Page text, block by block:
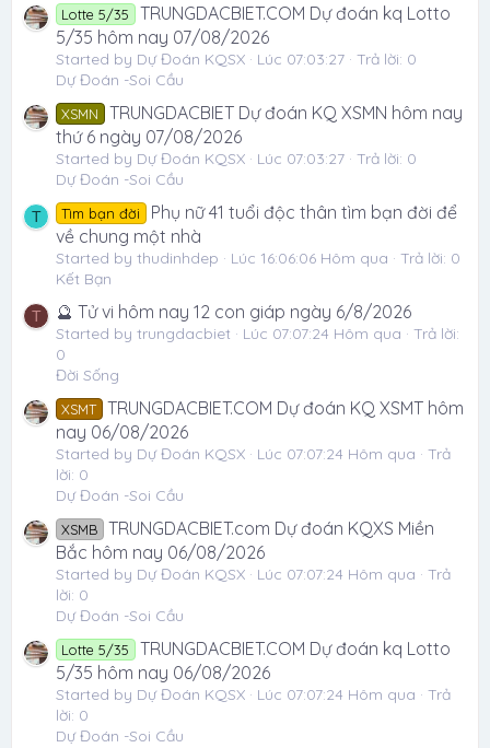
Lotte 5/35
TRUNGDACBIET.COM Dự đoán kq Lotto
5/35 hôm nay 07/08/2026
Started by Dự Đoán KQSX Lúc 07:03:27
Trả lời: 0
Dự Đoán -Soi Cầu
XSMN
TRUNGDACBIET Dự đoán KQ XSMN hôm nay
thứ 6 ngày 07/08/2026
Started by Dự Đoán KQSX Lúc 07:03:27
Trả lời: 0
Dự Đoán -Soi Cầu
T Tìm bạn đời
Phụ nữ 41 tuổi độc thân tìm bạn đời để
về chung một nhà
Started by thudinhdep Lúc 16:06:06 Hôm qua
Trả lời: 0
Kết Bạn
T 🔮 Tử vi hôm nay 12 con giáp ngày 6/8/2026
Started by trungdacbiet Lúc 07:07:24 Hôm qua
Trả lời:
0
Đời Sống
XSMT TRUNGDACBIET.COM Dự đoán KQ XSMT hôm
nay 06/08/2026
Started by Dự Đoán KQSX Lúc 07:07:24 Hôm qua
Trả
lời: 0
Dự Đoán -Soi Cầu
XSMB
TRUNGDACBIET.com Dự đoán KQXS Miền
Bắc hôm nay 06/08/2026
Started by Dự Đoán KQSX Lúc 07:07:24 Hôm qua
Trả
lời: 0
Dự Đoán -Soi Cầu
Lotte 5/35
TRUNGDACBIET.COM Dự đoán kq Lotto
5/35 hôm nay 06/08/2026
Started by Dự Đoán KQSX Lúc 07:07:24 Hôm qua
Trả
lời: 0
Dự Đoán -Soi Cầu